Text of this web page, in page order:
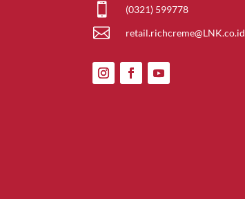
 (0321) 599778
 retail.richcreme@LNK.co.id